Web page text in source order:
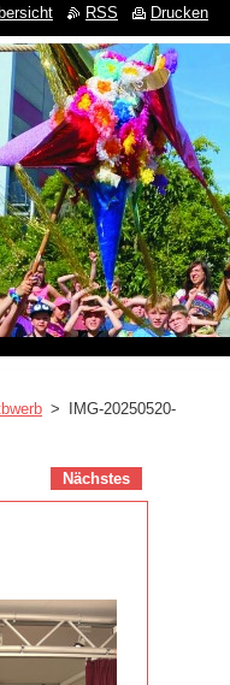
>
IMG-20250520-
Nächstes
RSS Drucken